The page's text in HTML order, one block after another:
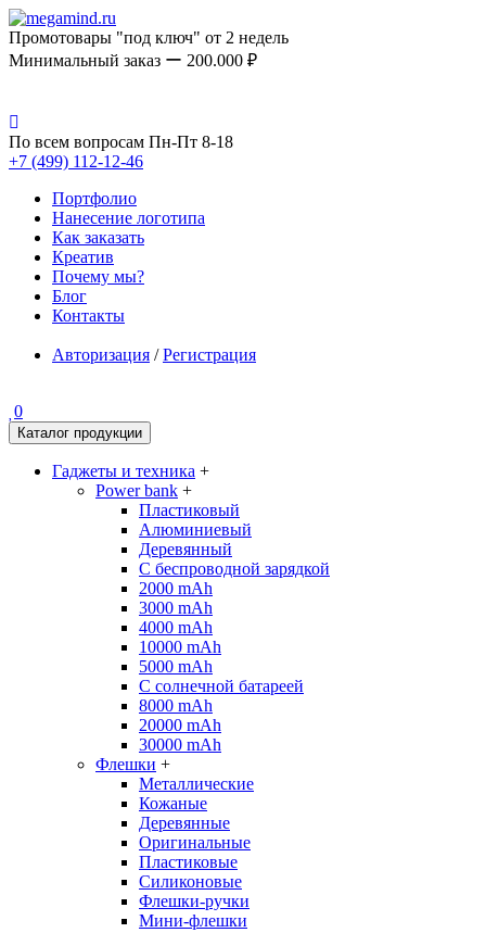
Промотовары "под ключ" от 2 недель
Минимальный заказ ー 200.000 ₽
По всем вопросам Пн-Пт 8-18
+7 (499) 112-12-46
Портфолио
Нанесение логотипа
Как заказать
Креатив
Почему мы?
Блог
Контакты
Авторизация /Регистрация
0
Каталог продукции
Гаджеты и техника +
Power bank +
Пластиковый
Алюминиевый
Деревянный
С беспроводной зарядкой
2000 mAh
3000 mAh
4000 mAh
10000 mAh
5000 mAh
С солнечной батареей
8000 mAh
20000 mAh
30000 mAh
Флешки +
Металлические
Кожаные
Деревянные
Оригинальные
Пластиковые
Силиконовые
Флешки-ручки
Мини-флешки